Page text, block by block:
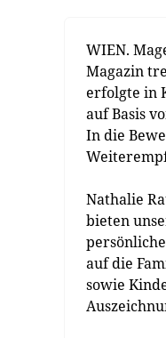
WIEN.
Magazin
erfolgte in
auf Basis
In die
Nathalie
bieten
auf die
sowie